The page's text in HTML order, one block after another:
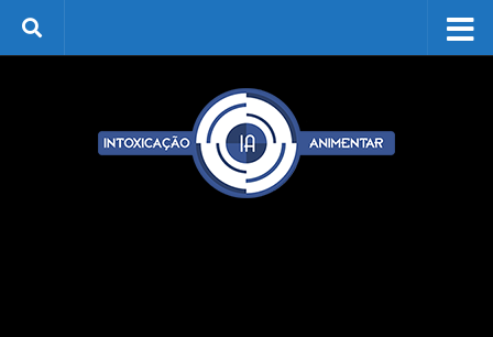
Skip to content